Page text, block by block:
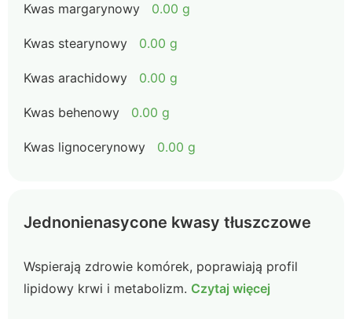
Kwas margarynowy 0.00 g
Kwas stearynowy 0.00 g
Kwas arachidowy 0.00 g
Kwas behenowy 0.00 g
Kwas lignocerynowy 0.00 g
Jednonienasycone kwasy tłuszczowe
Wspierają zdrowie komórek, poprawiają profil
lipidowy krwi i metabolizm. Czytaj więcej